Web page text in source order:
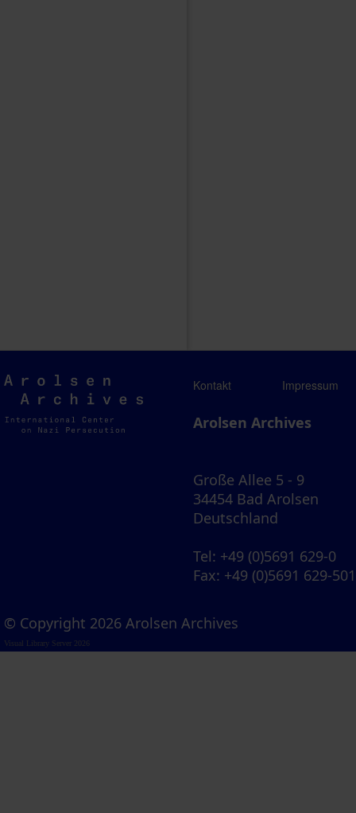
Arolsen
Archives
Kontakt Impressum
Arolsen Archives
Große Allee 5 - 9
34454 Bad Arolsen
Deutschland
Tel: +49 (0)5691 629-0
Fax: +49 (0)5691 629-501
© Copyright 2026 Arolsen Archives
Visual Library Server 2026